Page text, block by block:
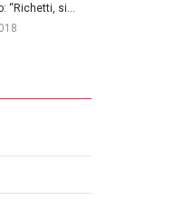
“Richetti, si…